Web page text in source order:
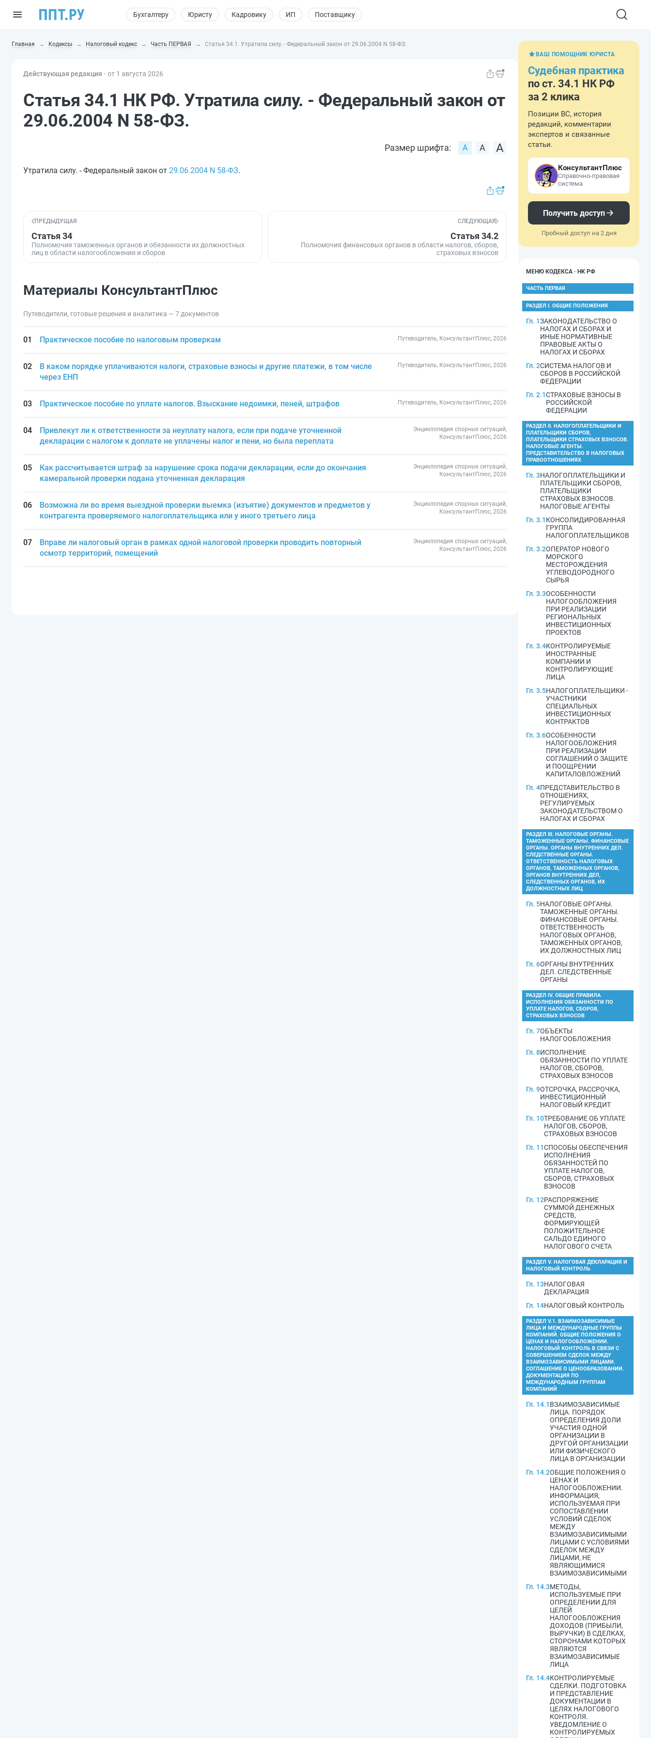
Бухгалтеру Юристу Кадровику ИП Поставщику
Главная Кодексы Налоговый кодекс Часть ПЕРВАЯ Статья 34.1. Утратила силу. - Федеральный закон от 29.06.2004 N 58-ФЗ.
Действующая редакция ⸱ от 1 августа 2026
Статья 34.1 НК РФ. Утратила силу. - Федеральный закон от
29.06.2004 N 58-ФЗ.
Размер шрифта:
Утратила силу. - Федеральный закон от 29.06.2004 N 58-ФЗ.
ПРЕДЫДУЩАЯ
Статья 34
Полномочия таможенных органов и обязанности их должностных
лиц в области налогообложения и сборов
СЛЕДУЮЩАЯ
Статья 34.2
Полномочия финансовых органов в области налогов, сборов,
страховых взносов
Материалы КонсультантПлюс
Путеводители, готовые решения и аналитика — 7 документов
Практическое пособие по налоговым проверкам Путеводитель, КонсультантПлюс, 2026
В каком порядке уплачиваются налоги, страховые взносы и другие платежи, в том числе
через ЕНП
Путеводитель, КонсультантПлюс, 2026
Практическое пособие по уплате налогов. Взыскание недоимки, пеней, штрафов Путеводитель, КонсультантПлюс, 2026
Привлекут ли к ответственности за неуплату налога, если при подаче уточненной
декларации с налогом к доплате не уплачены налог и пени, но была переплата
Энциклопедия спорных ситуаций,
КонсультантПлюс, 2026
Как рассчитывается штраф за нарушение срока подачи декларации, если до окончания
камеральной проверки подана уточненная декларация
Энциклопедия спорных ситуаций,
КонсультантПлюс, 2026
Возможна ли во время выездной проверки выемка (изъятие) документов и предметов у
контрагента проверяемого налогоплательщика или у иного третьего лица
Энциклопедия спорных ситуаций,
КонсультантПлюс, 2026
Вправе ли налоговый орган в рамках одной налоговой проверки проводить повторный
осмотр территорий, помещений
Энциклопедия спорных ситуаций,
КонсультантПлюс, 2026
ВАШ ПОМОЩНИК ЮРИСТА
Судебная практика
по ст. 34.1 НК РФ
за 2 клика
Позиции ВС, история
редакций, комментарии
экспертов и связанные
статьи.
КонсультантПлюс
Справочно-правовая
система
Получить доступ
Пробный доступ на 2 дня
МЕНЮ КОДЕКСА · НК РФ
ЧАСТЬ ПЕРВАЯ
РАЗДЕЛ I. ОБЩИЕ ПОЛОЖЕНИЯ
Гл. 1ЗАКОНОДАТЕЛЬСТВО О
НАЛОГАХ И СБОРАХ И
ИНЫЕ НОРМАТИВНЫЕ
ПРАВОВЫЕ АКТЫ О
НАЛОГАХ И СБОРАХ
Гл. 2СИСТЕМА НАЛОГОВ И
СБОРОВ В РОССИЙСКОЙ
ФЕДЕРАЦИИ
Гл. 2.1СТРАХОВЫЕ ВЗНОСЫ В
РОССИЙСКОЙ
ФЕДЕРАЦИИ
РАЗДЕЛ II. НАЛОГОПЛАТЕЛЬЩИКИ И
ПЛАТЕЛЬЩИКИ СБОРОВ,
ПЛАТЕЛЬЩИКИ СТРАХОВЫХ ВЗНОСОВ.
НАЛОГОВЫЕ АГЕНТЫ.
ПРЕДСТАВИТЕЛЬСТВО В НАЛОГОВЫХ
ПРАВООТНОШЕНИЯХ
Гл. 3НАЛОГОПЛАТЕЛЬЩИКИ И
ПЛАТЕЛЬЩИКИ СБОРОВ,
ПЛАТЕЛЬЩИКИ
СТРАХОВЫХ ВЗНОСОВ.
НАЛОГОВЫЕ АГЕНТЫ
Гл. 3.1КОНСОЛИДИРОВАННАЯ
ГРУППА
НАЛОГОПЛАТЕЛЬЩИКОВ
Гл. 3.2ОПЕРАТОР НОВОГО
МОРСКОГО
МЕСТОРОЖДЕНИЯ
УГЛЕВОДОРОДНОГО
СЫРЬЯ
Гл. 3.3ОСОБЕННОСТИ
НАЛОГООБЛОЖЕНИЯ
ПРИ РЕАЛИЗАЦИИ
РЕГИОНАЛЬНЫХ
ИНВЕСТИЦИОННЫХ
ПРОЕКТОВ
Гл. 3.4КОНТРОЛИРУЕМЫЕ
ИНОСТРАННЫЕ
КОМПАНИИ И
КОНТРОЛИРУЮЩИЕ
ЛИЦА
Гл. 3.5НАЛОГОПЛАТЕЛЬЩИКИ -
УЧАСТНИКИ
СПЕЦИАЛЬНЫХ
ИНВЕСТИЦИОННЫХ
КОНТРАКТОВ
Гл. 3.6ОСОБЕННОСТИ
НАЛОГООБЛОЖЕНИЯ
ПРИ РЕАЛИЗАЦИИ
СОГЛАШЕНИЙ О ЗАЩИТЕ
И ПООЩРЕНИИ
КАПИТАЛОВЛОЖЕНИЙ
Гл. 4ПРЕДСТАВИТЕЛЬСТВО В
ОТНОШЕНИЯХ,
РЕГУЛИРУЕМЫХ
ЗАКОНОДАТЕЛЬСТВОМ О
НАЛОГАХ И СБОРАХ
РАЗДЕЛ III. НАЛОГОВЫЕ ОРГАНЫ.
ТАМОЖЕННЫЕ ОРГАНЫ. ФИНАНСОВЫЕ
ОРГАНЫ. ОРГАНЫ ВНУТРЕННИХ ДЕЛ.
СЛЕДСТВЕННЫЕ ОРГАНЫ.
ОТВЕТСТВЕННОСТЬ НАЛОГОВЫХ
ОРГАНОВ, ТАМОЖЕННЫХ ОРГАНОВ,
ОРГАНОВ ВНУТРЕННИХ ДЕЛ,
СЛЕДСТВЕННЫХ ОРГАНОВ, ИХ
ДОЛЖНОСТНЫХ ЛИЦ
Гл. 5НАЛОГОВЫЕ ОРГАНЫ.
ТАМОЖЕННЫЕ ОРГАНЫ.
ФИНАНСОВЫЕ ОРГАНЫ.
ОТВЕТСТВЕННОСТЬ
НАЛОГОВЫХ ОРГАНОВ,
ТАМОЖЕННЫХ ОРГАНОВ,
ИХ ДОЛЖНОСТНЫХ ЛИЦ
Гл. 6ОРГАНЫ ВНУТРЕННИХ
ДЕЛ. СЛЕДСТВЕННЫЕ
ОРГАНЫ
РАЗДЕЛ IV. ОБЩИЕ ПРАВИЛА
ИСПОЛНЕНИЯ ОБЯЗАННОСТИ ПО
УПЛАТЕ НАЛОГОВ, СБОРОВ,
СТРАХОВЫХ ВЗНОСОВ
Гл. 7ОБЪЕКТЫ
НАЛОГООБЛОЖЕНИЯ
Гл. 8ИСПОЛНЕНИЕ
ОБЯЗАННОСТИ ПО УПЛАТЕ
НАЛОГОВ, СБОРОВ,
СТРАХОВЫХ ВЗНОСОВ
Гл. 9ОТСРОЧКА, РАССРОЧКА,
ИНВЕСТИЦИОННЫЙ
НАЛОГОВЫЙ КРЕДИТ
Гл. 10ТРЕБОВАНИЕ ОБ УПЛАТЕ
НАЛОГОВ, СБОРОВ,
СТРАХОВЫХ ВЗНОСОВ
Гл. 11СПОСОБЫ ОБЕСПЕЧЕНИЯ
ИСПОЛНЕНИЯ
ОБЯЗАННОСТЕЙ ПО
УПЛАТЕ НАЛОГОВ,
СБОРОВ, СТРАХОВЫХ
ВЗНОСОВ
Гл. 12РАСПОРЯЖЕНИЕ
СУММОЙ ДЕНЕЖНЫХ
СРЕДСТВ,
ФОРМИРУЮЩЕЙ
ПОЛОЖИТЕЛЬНОЕ
САЛЬДО ЕДИНОГО
НАЛОГОВОГО СЧЕТА
РАЗДЕЛ V. НАЛОГОВАЯ ДЕКЛАРАЦИЯ И
НАЛОГОВЫЙ КОНТРОЛЬ
Гл. 13НАЛОГОВАЯ
ДЕКЛАРАЦИЯ
Гл. 14НАЛОГОВЫЙ КОНТРОЛЬ
РАЗДЕЛ V.1. ВЗАИМОЗАВИСИМЫЕ
ЛИЦА И МЕЖДУНАРОДНЫЕ ГРУППЫ
КОМПАНИЙ. ОБЩИЕ ПОЛОЖЕНИЯ О
ЦЕНАХ И НАЛОГООБЛОЖЕНИИ.
НАЛОГОВЫЙ КОНТРОЛЬ В СВЯЗИ С
СОВЕРШЕНИЕМ СДЕЛОК МЕЖДУ
ВЗАИМОЗАВИСИМЫМИ ЛИЦАМИ.
СОГЛАШЕНИЕ О ЦЕНООБРАЗОВАНИИ.
ДОКУМЕНТАЦИЯ ПО
МЕЖДУНАРОДНЫМ ГРУППАМ
КОМПАНИЙ
Гл. 14.1ВЗАИМОЗАВИСИМЫЕ
ЛИЦА. ПОРЯДОК
ОПРЕДЕЛЕНИЯ ДОЛИ
УЧАСТИЯ ОДНОЙ
ОРГАНИЗАЦИИ В
ДРУГОЙ ОРГАНИЗАЦИИ
ИЛИ ФИЗИЧЕСКОГО
ЛИЦА В ОРГАНИЗАЦИИ
Гл. 14.2ОБЩИЕ ПОЛОЖЕНИЯ О
ЦЕНАХ И
НАЛОГООБЛОЖЕНИИ.
ИНФОРМАЦИЯ,
ИСПОЛЬЗУЕМАЯ ПРИ
СОПОСТАВЛЕНИИ
УСЛОВИЙ СДЕЛОК
МЕЖДУ
ВЗАИМОЗАВИСИМЫМИ
ЛИЦАМИ С УСЛОВИЯМИ
СДЕЛОК МЕЖДУ
ЛИЦАМИ, НЕ
ЯВЛЯЮЩИМИСЯ
ВЗАИМОЗАВИСИМЫМИ
Гл. 14.3МЕТОДЫ,
ИСПОЛЬЗУЕМЫЕ ПРИ
ОПРЕДЕЛЕНИИ ДЛЯ
ЦЕЛЕЙ
НАЛОГООБЛОЖЕНИЯ
ДОХОДОВ (ПРИБЫЛИ,
ВЫРУЧКИ) В СДЕЛКАХ,
СТОРОНАМИ КОТОРЫХ
ЯВЛЯЮТСЯ
ВЗАИМОЗАВИСИМЫЕ
ЛИЦА
Гл. 14.4КОНТРОЛИРУЕМЫЕ
СДЕЛКИ. ПОДГОТОВКА
И ПРЕДСТАВЛЕНИЕ
ДОКУМЕНТАЦИИ В
ЦЕЛЯХ НАЛОГОВОГО
КОНТРОЛЯ.
УВЕДОМЛЕНИЕ О
КОНТРОЛИРУЕМЫХ